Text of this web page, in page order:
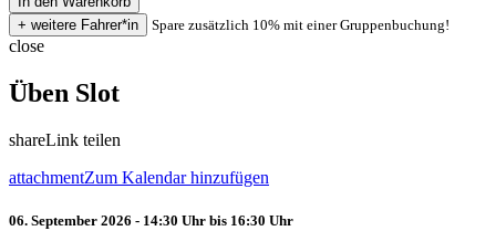
Spare zusätzlich 10% mit einer Gruppenbuchung!
close
Üben Slot
shareLink teilen
attachmentZum Kalendar hinzufügen
06. September 2026 - 14:30 Uhr bis 16:30 Uhr